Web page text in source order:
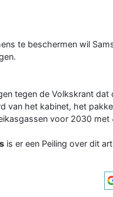
te beschermen wil
tegen de Volkskrant
van het kabinet, het
voor 2030 met
is er een Peiling over dit